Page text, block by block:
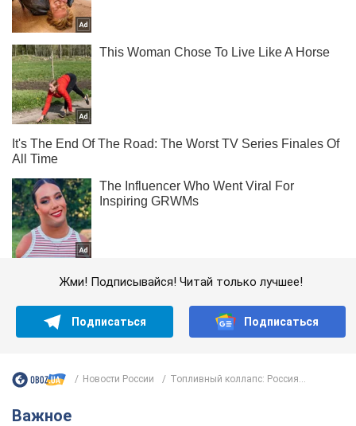
Жми! Подписывайся! Читай только лучшее!
Подписаться Подписаться
Новости России Топливный коллапс: Россия...
Важное